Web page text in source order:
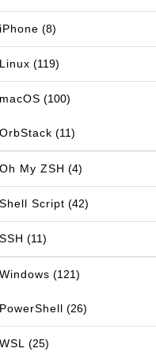
iPhone (8)
Linux (119)
macOS (100)
OrbStack (11)
Oh My ZSH (4)
Shell Script (42)
SSH (11)
Windows (121)
PowerShell (26)
WSL (25)